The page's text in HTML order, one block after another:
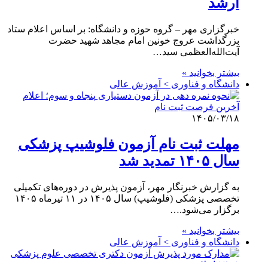
خبرگزاری مهر – گروه حوزه و دانشگاه: بر اساس اعلام ستاد
بزرگداشت عروج خونین امام مجاهد شهید حضرت
آیت‌الله‌العظمی سید…
بیشتر بخوانید »
دانشگاه و فناوری > آموزش عالی
۱۴۰۵/۰۳/۱۸
مهلت ثبت نام آزمون فلوشیپ پزشکی
سال ۱۴۰۵ تمدید شد
به گزارش خبرنگار مهر، آزمون پذیرش در دوره‌های تکمیلی
تخصصی پزشکی (فلوشیپ) سال ۱۴۰۵ در ۱۱ تیرماه ۱۴۰۵
برگزار می‌شود.…
بیشتر بخوانید »
دانشگاه و فناوری > آموزش عالی